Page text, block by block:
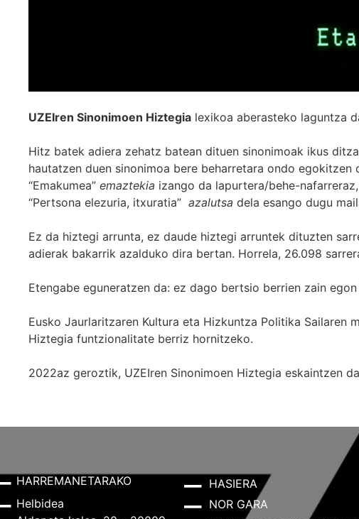
UZEIren Sinonimoen Hiztegia lexikoa aberasteko laguntza
Hitz batek adiera zehatz batean dituen sinonimoak ikus
hautatzen duen sinonimoa bere beharretara ondo
“Emakumea” emaztekia izango da lapurtera/behe-
“Pertsona elezuria, itxuratia” azalutsa dela esango dugu
Ez da hiztegi arrunta, ez daude hiztegi arruntek dituzten
adierak bakarrik azalduko dira bertan. Horrela, 26.098
Etengabe eguneratzen da: ez dago bertsio berrien zain
Eusko Jaurlaritzaren Kultura eta Hizkuntza Politika Sailaren
Hiztegia funtzionalitate berriz hornitzeko.
2022az geroztik, UZEIren Sinonimoen Hiztegia eskaintzen
HARREMANETARAKO
Helbidea
HASIERA
NOR GARA